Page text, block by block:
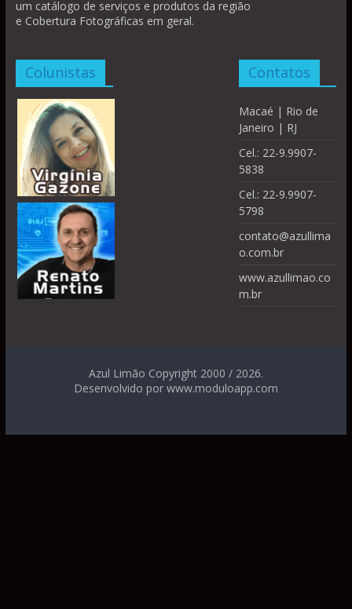
um catálogo de serviços e produtos da região
e Cobertura Fotográficas em geral.
Colunistas Contatos
Macaé | Rio de
Janeiro | RJ
Cel.: 22-9.9907-
5838
Cel.: 22-9.9907-
5798
contato@azullima
o.com.br
www.azullimao.co
m.br
Azul Limão Copyright 2000 / 2026.
Desenvolvido por www.moduloapp.com